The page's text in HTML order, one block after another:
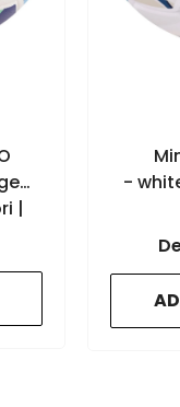
|
-